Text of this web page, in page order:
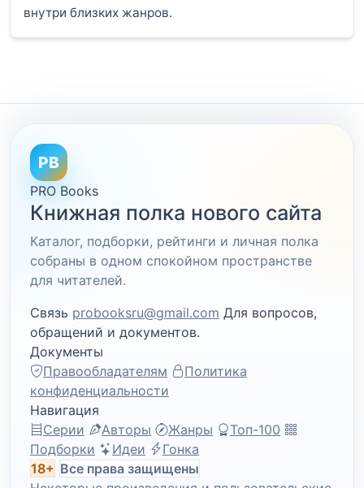
внутри близких жанров.
PB
PRO Books
Книжная полка нового сайта
Каталог, подборки, рейтинги и личная полка
собраны в одном спокойном пространстве
для читателей.
Связь probooksru@gmail.com Для вопросов,
обращений и документов.
Документы
Правообладателям
Политика
конфиденциальности
Навигация
Серии
Авторы Жанры
Топ-100
Подборки
Идеи
Гонка
18+ Все права защищены